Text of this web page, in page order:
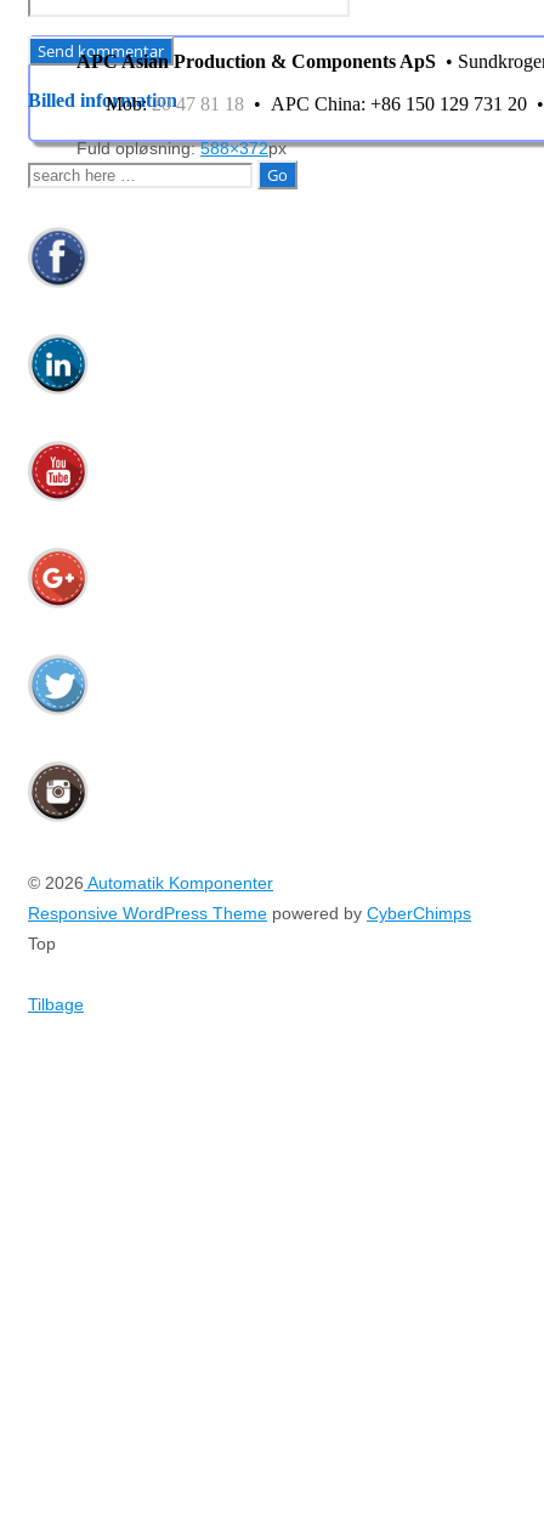
Billed information
Fuld opløsning:588×372px
APC Asian Production & Components ApS •
Mob:20 47 81 18 • APC China: +86 150 129 731 20
Søg
© 2026 Automatik Komponenter
Responsive WordPress Theme powered by CyberChimps
Top
Tilbage